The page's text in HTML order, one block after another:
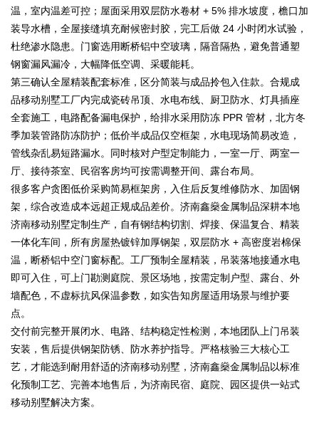
温，室内温差可控；屋面采用双层防水卷材 + 5% 排水坡度，檐口加
装导水槽，全屋接缝填充耐候密封胶，完工后做 24 小时闭水试验，
杜绝渗水隐患。门窗选用断桥铝中空玻璃，隔音隔热，避免普通塑
钢窗漏风漏冷，大幅降低空调、采暖能耗。
第三确认全屋精装配套标准，区分简装与成品拎包入住款。合规成
品移动别墅工厂内完成瓷砖吊顶、水电布线、厨卫防水、灯具插座
全套施工，电路配备漏电保护，给排水采用防冻 PPR 管材，北方冬
季加装管路防冻防护；低价半成品仅空框架，水电现场简易改造，
管线杂乱易短路漏水。同时核对户型定制能力，一室一厅、两室一
厅、接待茶室、民宿客房均可按需调整开间、露台布局。
很多客户贪图低价采购简易框架房，入住后反复维修防水、加固钢
架，综合改造成本远超正规成品差价。济南鑫燊金属制品深耕本地
济南移动别墅定制生产，自有钢结构切割、焊接、保温复合、精装
一体化车间，所有房屋热镀锌加厚钢架，双层防水 + 高密度岩棉保
温，断桥铝中空门窗标配。工厂预制全屋精装，吊装落地接通水电
即可入住，可上门勘测庭院、景区场地，按需定制户型、露台、外
墙配色，不虚标抗风保温参数，如实告知房屋适用场景与维护要
点。
交付前完整开展闭水、电路、结构稳定性检测，本地团队上门吊装
安装，售后提供钢架防锈、防水养护指导。严格核验三大核心工
艺，才能选到耐用舒适的济南移动别墅，济南鑫燊金属制品以标准
化预制工艺、完善本地售后，为济南民宿、庭院、园区提供一站式
移动别墅解决方案。